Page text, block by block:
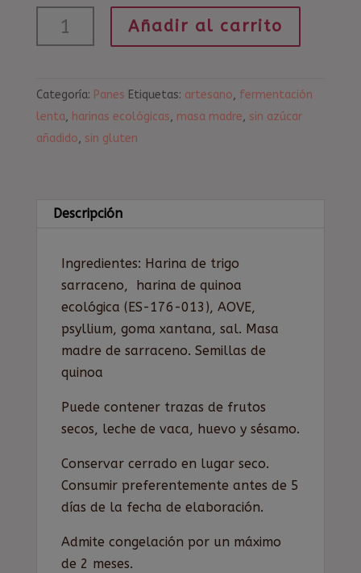
quinoa
cantidad
Añadir al carrito
Categoría: Panes Etiquetas: artesano, fermentación
lenta, harinas ecológicas, masa madre, sin azúcar
añadido, sin gluten
Descripción
Ingredientes: Harina de trigo
sarraceno, harina de quinoa
ecológica (ES-176-013), AOVE,
psyllium, goma xantana, sal. Masa
madre de sarraceno. Semillas de
quinoa
Puede contener trazas de frutos
secos, leche de vaca, huevo y sésamo.
Conservar cerrado en lugar seco.
Consumir preferentemente antes de 5
días de la fecha de elaboración.
Admite congelación por un máximo
de 2 meses.